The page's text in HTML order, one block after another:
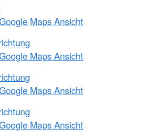
Maps Ansicht
Maps Ansicht
Maps Ansicht
Maps Ansicht